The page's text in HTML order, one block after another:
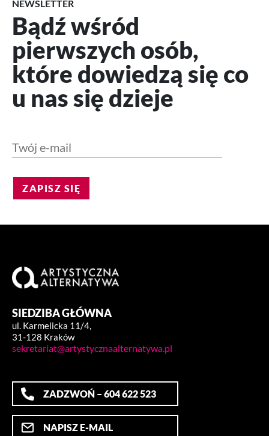
NEWSLETTER
Bądź wśród
pierwszych osób,
które dowiedzą się co
u nas się dzieje
ZAPISZ SIĘ
SIEDZIBA GŁÓWNA
ul. Karmelicka 11/4,
31-128 Kraków
sekretariat@artystycznaalternatywa.pl
ZADZWOŃ – 604 622 523
NAPISZ E-MAIL